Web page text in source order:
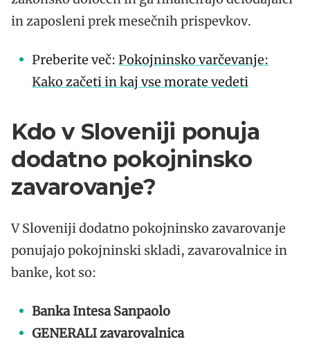
in zaposleni prek mesečnih prispevkov.
Preberite več: Pokojninsko varčevanje:
Kako začeti in kaj vse morate vedeti
Kdo v Sloveniji ponuja
dodatno pokojninsko
zavarovanje?
V Sloveniji dodatno pokojninsko zavarovanje
ponujajo pokojninski skladi, zavarovalnice in
banke, kot so:
Banka Intesa Sanpaolo
GENERALI zavarovalnica